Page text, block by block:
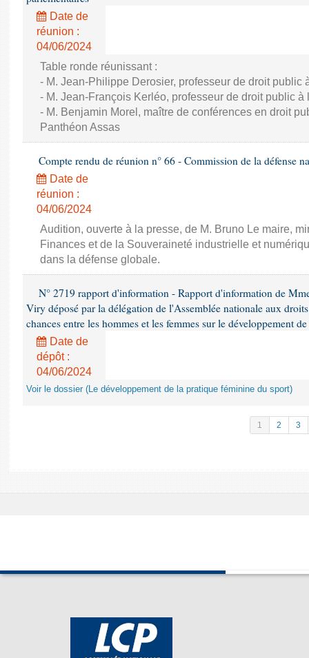
Date de
réunion :
04/06/2024
Table ronde réunissant :
- M. Jean-Philippe Derosier, professeur de droit public
- M. Jean-François Kerléo, professeur de droit public
- M. Benjamin Morel, maître de conférences en droit
Panthéon Assas
Compte rendu de réunion n° 66 - Commission de la défense
Date de
réunion :
04/06/2024
Audition, ouverte à la presse, de M. Bruno Le maire,
Finances et de la Souveraineté industrielle et
dans la défense globale.
N° 2719 rapport d'information - Rapport d'information de
Viry déposé par la délégation de l'Assemblée nationale aux
chances entre les hommes et les femmes sur le développement
Date de
dépôt :
04/06/2024
Voir le dossier (Le développement de la pratique féminine du sport)
1 2 3